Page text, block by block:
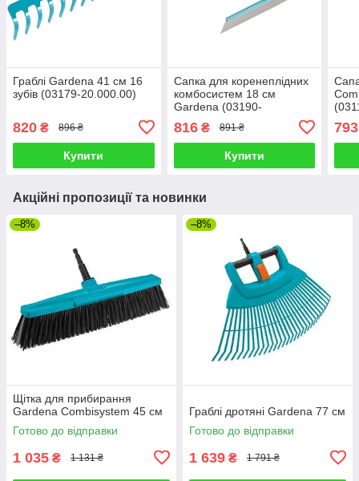
Граблі Gardena 41 см 16
зубів (03179-20.000.00)
820 ₴ 896 ₴
Купити
Сапка для коренеплідних
комбосистем 18 см
Gardena (03190-
816₴ 891 ₴
Купити
793
Акційні пропозиції та новинки
–8%
Щітка для прибирання
Gardena Combisystem 45 см
Готово до відправки
1 035 ₴ 1 131 ₴
–8%
Граблі дротяні Gardena 77 см
Готово до відправки
1 639 ₴ 1 791 ₴